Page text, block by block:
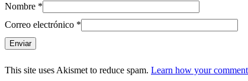
Nombre *
Correo electrónico *
This site uses Akismet to reduce spam. Learn how your